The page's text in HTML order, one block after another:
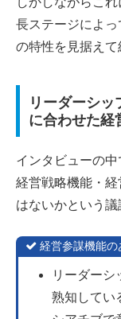
長ステージによ
の特性を見据えて
リーダーシッ
に合わせた経
インタビューの
経営戦略機能・
はないかという議
経営参謀機能
リーダーシ
熟知してい